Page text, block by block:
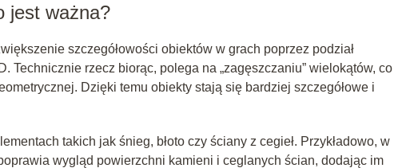
jest ważna?
szczegółowości obiektów w grach poprzez podział
Technicznie rzecz biorąc, polega na „zagęszczaniu” wielokątów, co
Dzięki temu obiekty stają się bardziej szczegółowe i
takich jak śnieg, błoto czy ściany z cegieł. Przykładowo, w
wygląd powierzchni kamieni i ceglanych ścian, dodając im